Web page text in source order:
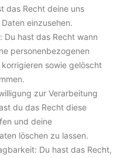
das Recht deine uns
einzusehen.
Du hast das Recht wann
personenbezogenen
sowie gelöscht
zur Verarbeitung
du das Recht diese
und deine
löschen zu lassen.
Du hast das Recht,